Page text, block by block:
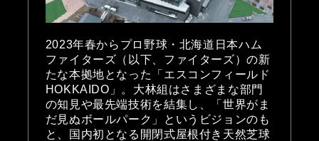
2023年春からプロ野球・北海道日本ハム
ファイターズ（以下、ファイターズ）の新
たな本拠地となった「エスコンフィールド
HOKKAIDO」。大林組はさまざまな部門
の知見や最先端技術を結集し、「世界がま
だ見ぬボールパーク」というビジョンのも
と、国内初となる開閉式屋根付き天然芝球